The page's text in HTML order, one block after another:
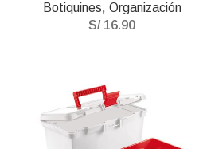
Botiquines, Organización
S/16.90